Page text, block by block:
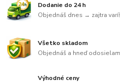
Dodanie do 24 h
Objednáš dnes → zajtra
Všetko skladom
Objednáš a hneď
Výhodné ceny